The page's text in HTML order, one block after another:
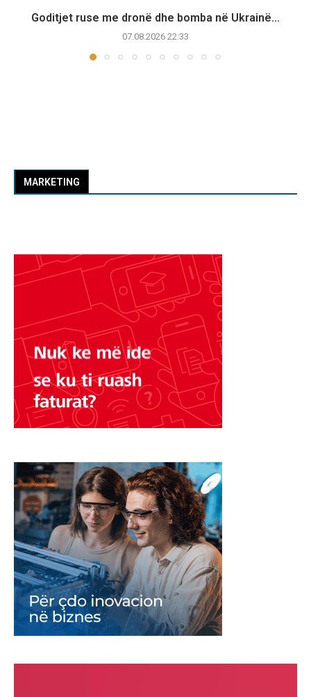
Goditjet ruse me dronë dhe bomba në Ukrainë...
07.08.2026 22:33
MARKETING